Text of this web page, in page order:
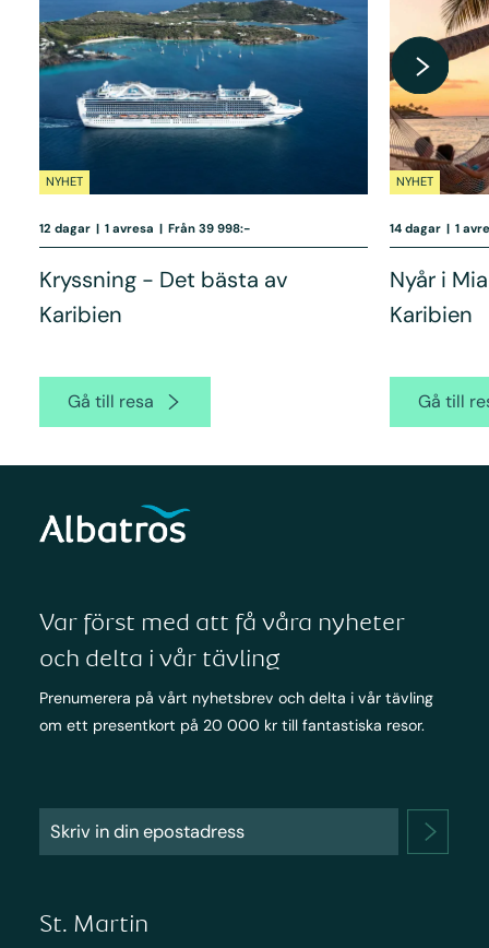
NYHET
12 dagar | 1 avresa | Från 39 998:-
Kryssning - Det bästa av
Karibien
Gå till resa
NYHET
14 dagar | 1
Nyår i
Karibien
Gå till
Var först med att få våra nyheter
och delta i vår tävling
Prenumerera på vårt nyhetsbrev och delta i vår tävling
om ett presentkort på 20 000 kr till fantastiska resor.
St. Martin